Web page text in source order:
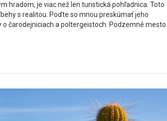
hradom, je viac než len turistická pohľadnica. Toto
s realitou. Poďte so mnou preskúmať jeho
čarodejniciach a poltergeistoch. Podzemné mesto